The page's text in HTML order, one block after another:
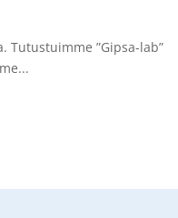
Tutustuimme ”Gipsa-lab”